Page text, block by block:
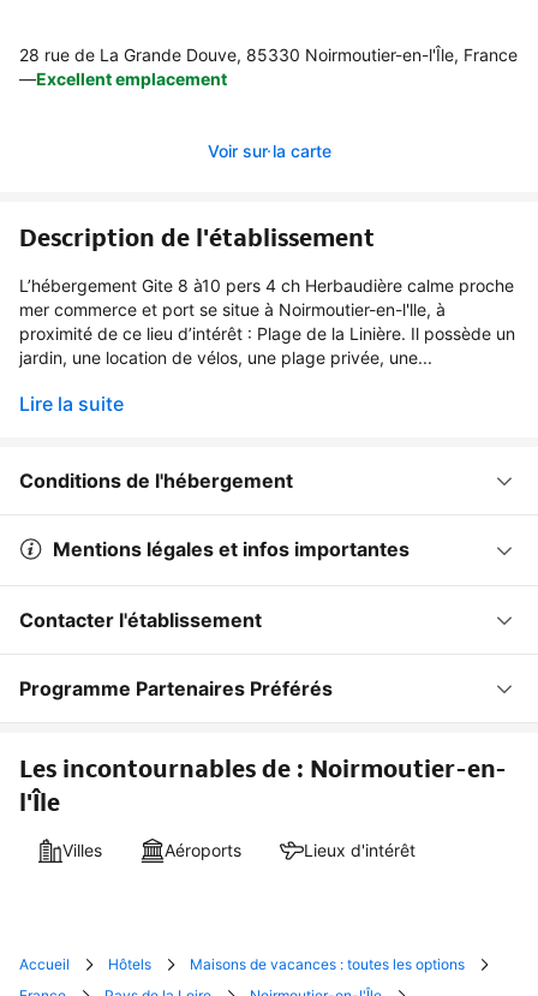
28 rue de La Grande Douve, 85330 Noirmoutier-en-l'Île, France
—Excellent emplacement
Voir sur la carte
Description de l'établissement
L’hébergement Gite 8 à10 pers 4 ch Herbaudière calme proche
mer commerce et port se situe à Noirmoutier-en-l'lle, à
proximité de ce lieu d’intérêt : Plage de la Linière. Il possède un
jardin, une location de vélos, une plage privée, une...
Lire la suite
Conditions de l'hébergement
Mentions légales et infos importantes
Contacter l'établissement
Programme Partenaires Préférés
Les incontournables de : Noirmoutier-en-
l'Île
Villes Aéroports Lieux d'intérêt
Accueil Hôtels
Maisons de vacances : toutes les options